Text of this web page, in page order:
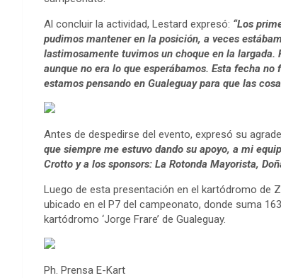
Al concluir la actividad, Lestard expresó: “Los
pudimos mantener en la posición, a veces
lastimosamente tuvimos un choque en la largada.
aunque no era lo que esperábamos. Esta fecha
estamos pensando en Gualeguay para que las
Antes de despedirse del evento, expresó su
que siempre me estuvo dando su apoyo, a mi
Crotto y a los sponsors: La Rotonda Mayorista,
Luego de esta presentación en el kartódromo de
ubicado en el P7 del campeonato, donde suma
kartódromo ‘Jorge Frare’ de Gualeguay.
Ph. Prensa E-Kart